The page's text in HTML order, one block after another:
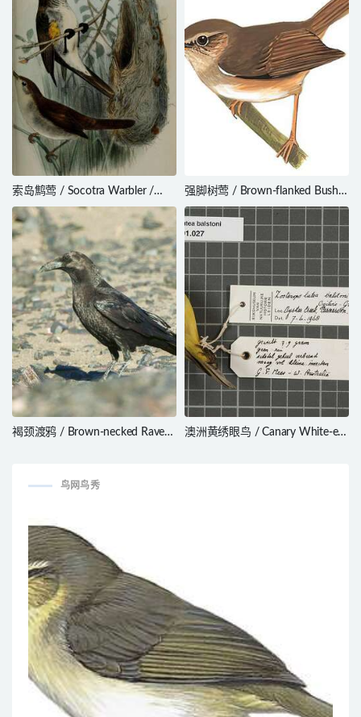
索岛鹪莺 / Socotra Warbler /
Incana incana
强脚树莺 / Brown-flanked Bush
Warbler / Horornis fortipes
褐颈渡鸦 / Brown-necked Raven
澳洲黄绣眼鸟 / Canary White-eye
鸟网鸟秀